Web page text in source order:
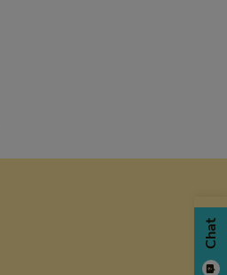
Chat